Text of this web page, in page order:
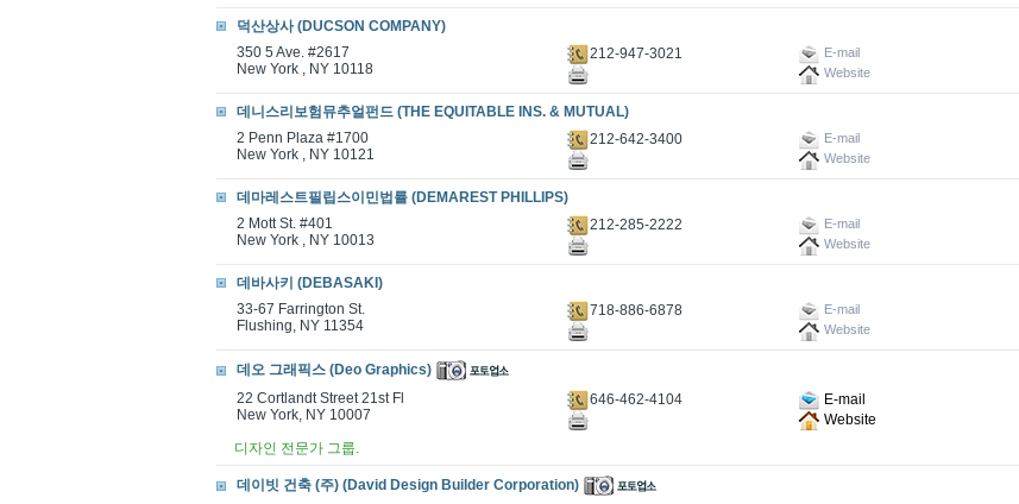
덕산상사 (DUCSON COMPANY)
350 5 Ave. #2617
New York , NY 10118
212-947-3021
E-mail
Website
데니스리보험뮤추얼펀드 (THE EQUITABLE INS. & MUTUAL)
2 Penn Plaza #1700
New York , NY 10121
212-642-3400
E-mail
Website
데마레스트필립스이민법률 (DEMAREST PHILLIPS)
2 Mott St. #401
New York , NY 10013
212-285-2222
E-mail
Website
데바사키 (DEBASAKI)
33-67 Farrington St.
Flushing, NY 11354
718-886-6878
E-mail
Website
데오 그래픽스 (Deo Graphics)
22 Cortlandt Street 21st Fl
New York, NY 10007
646-462-4104
E-mail
Website
디자인 전문가 그룹.
데이빗 건축 (주) (David Design Builder Corporation)